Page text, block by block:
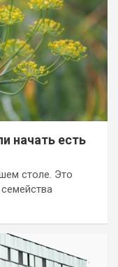
начать есть
столе. Это